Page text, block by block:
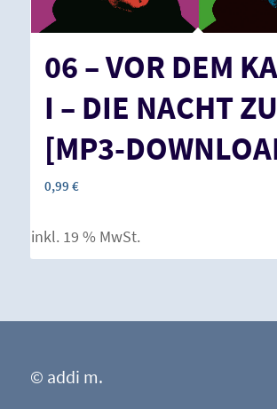
06 – VOR DEM
I – DIE NACHT
[MP3-
0,99 €
inkl. 19 % MwSt.
© addi m.